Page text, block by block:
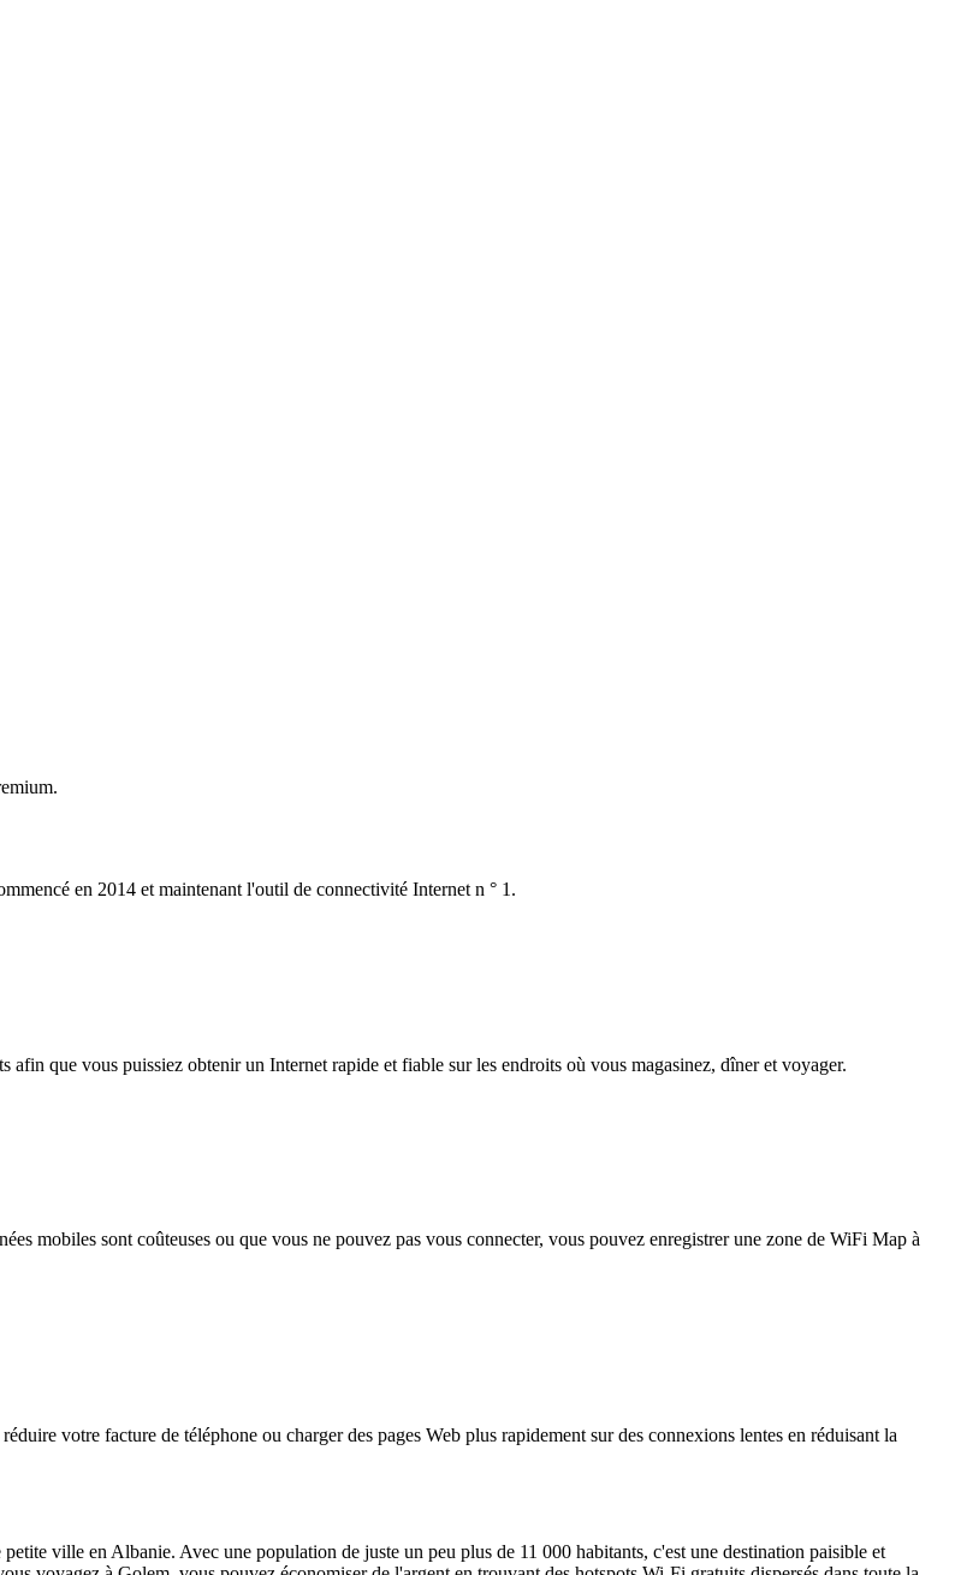
en 2014 et maintenant l'outil de connectivité Internet n ° 1.
que vous puissiez obtenir un Internet rapide et fiable sur les endroits où vous magasinez, dîner et voyager.
mobiles sont coûteuses ou que vous ne pouvez pas vous connecter, vous pouvez enregistrer une zone de WiFi Map à
votre facture de téléphone ou charger des pages Web plus rapidement sur des connexions lentes en réduisant la
ville en Albanie. Avec une population de juste un peu plus de 11 000 habitants, c'est une destination paisible et